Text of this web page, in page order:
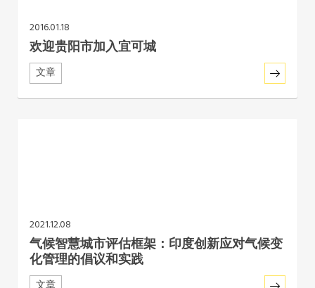
2016.01.18
欢迎贵阳市加入宜可城
文章
2021.12.08
气候智慧城市评估框架：印度创新应对气候变
化管理的倡议和实践